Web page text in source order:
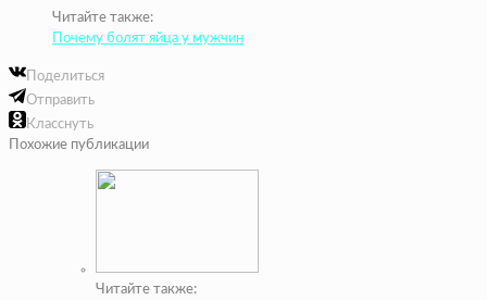
Читайте также:
Почему болят яйца у мужчин
Поделиться
Отправить
Класснуть
Похожие публикации
Читайте также: